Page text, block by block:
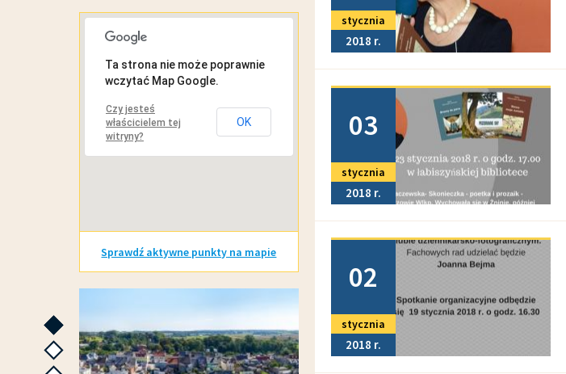
MAPA INTERAKTYWNA
Ta strona nie może poprawnie
wczytać Map Google.
Czy jesteś
właścicielem tej
witryny?
OK
Sprawdź aktywne punkty na mapie
następne
stycznia
2018
03
stycznia
2018
02
stycznia
2018